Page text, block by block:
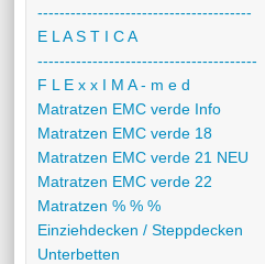
---------------------------------------
E L A S T I C A
----------------------------------------
F L E x x I M A - m e d
Matratzen EMC verde Info
Matratzen EMC verde 18
Matratzen EMC verde 21 NEU
Matratzen EMC verde 22
Matratzen % % %
Einziehdecken / Steppdecken
Unterbetten